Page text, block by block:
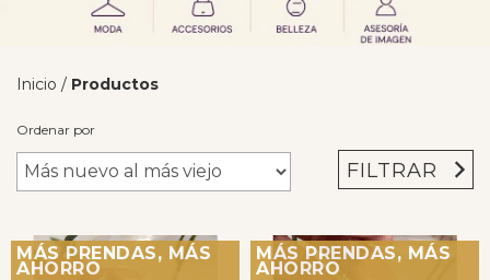
Inicio / Productos
Ordenar por
FILTRAR
MÁS PRENDAS, MÁS
AHORRO
MÁS PRENDAS, MÁS
AHORRO